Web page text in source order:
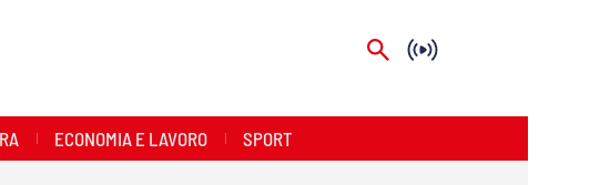
ECONOMIA E LAVORO SPORT